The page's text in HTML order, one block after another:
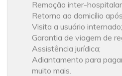
Remoção inter-
Retorno ao domicílio
Visita a usuário internado;
Garantia de viagem de
Assistência jurídica;
Adiantamento para
muito mais.